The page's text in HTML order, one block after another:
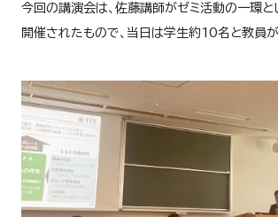
今回の講演会は、佐藤講師がゼミ活動の一環と
開催されたもので、当日は学生約10名と教員が